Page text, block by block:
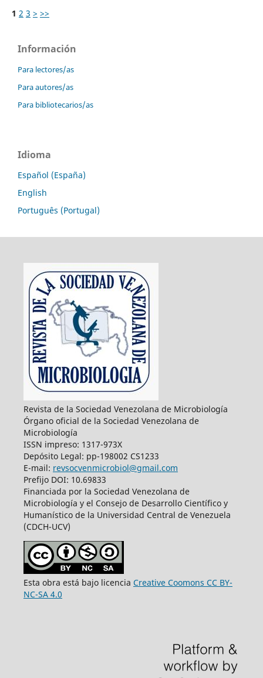
1 2 3 > >>
Información
Para lectores/as
Para autores/as
Para bibliotecarios/as
Idioma
Español (España)
English
Português (Portugal)
Revista de la Sociedad Venezolana de Microbiología
Órgano oficial de la Sociedad Venezolana de
Microbiología
ISSN impreso: 1317-973X
Depósito Legal: pp-198002 CS1233
E-mail: revsocvenmicrobiol@gmail.com
Prefijo DOI: 10.69833
Financiada por la Sociedad Venezolana de
Microbiología y el Consejo de Desarrollo Científico y
Humanístico de la Universidad Central de Venezuela
(CDCH-UCV)
Esta obra está bajo licencia Creative Coomons CC BY-
NC-SA 4.0